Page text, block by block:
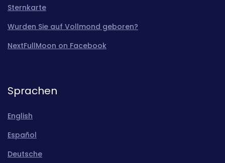
Sternkarte
Wurden Sie auf Vollmond geboren?
NextFullMoon on Facebook
Sprachen
English
Español
Deutsche